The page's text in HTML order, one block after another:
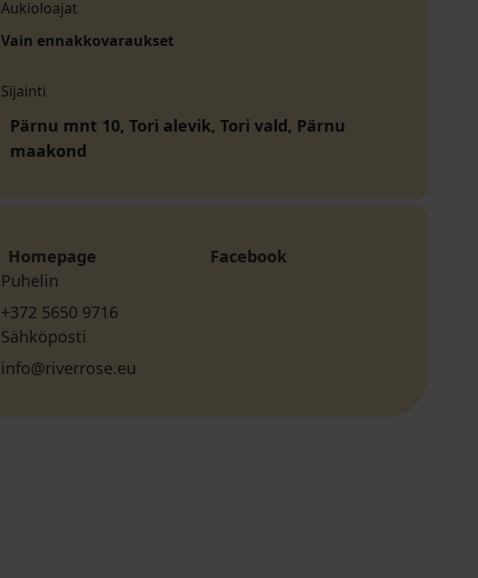
Aukioloajat
Vain ennakkovaraukset
Sijainti
Pärnu mnt 10, Tori alevik, Tori vald, Pärnu
maakond
Homepage
Facebook
Puhelin
+372 5650 9716
Sähköposti
info@riverrose.eu